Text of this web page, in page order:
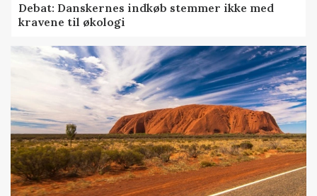
Debat: Danskernes indkøb stemmer ikke med
kravene til økologi